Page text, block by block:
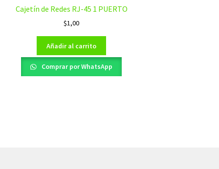
Cajetín de Redes RJ-45 1 PUERTO
$1,00
Añadir al carrito
Comprar por WhatsApp